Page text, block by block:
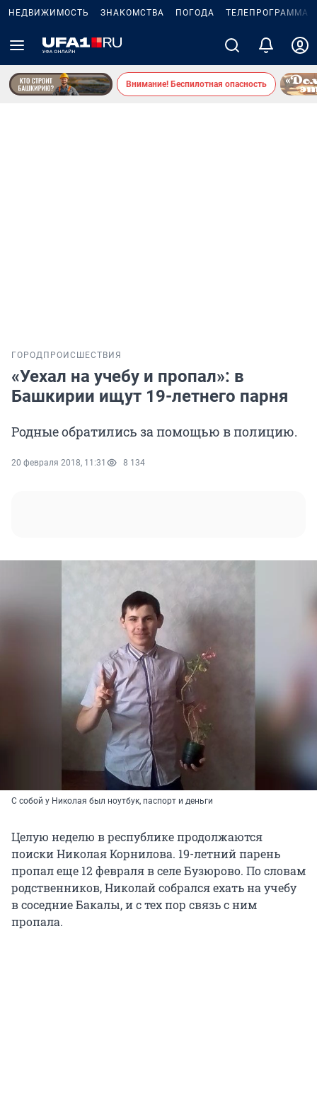
НЕДВИЖИМОСТЬ ЗНАКОМСТВА ПОГОДА ТЕЛЕПРОГРАММА
Внимание! Беспилотная опасность
ГОРОД ПРОИСШЕСТВИЯ
«Уехал на учебу и пропал»: в
Башкирии ищут 19-летнего парня
Родные обратились за помощью в полицию.
20 февраля 2018, 11:31 8 134
С собой у Николая был ноутбук, паспорт и деньги
Целую неделю в республике продолжаются
поиски Николая Корнилова. 19-летний парень
пропал еще 12 февраля в селе Бузюрово. По словам
родственников, Николай собрался ехать на учебу
в соседние Бакалы, и с тех пор связь с ним
пропала.